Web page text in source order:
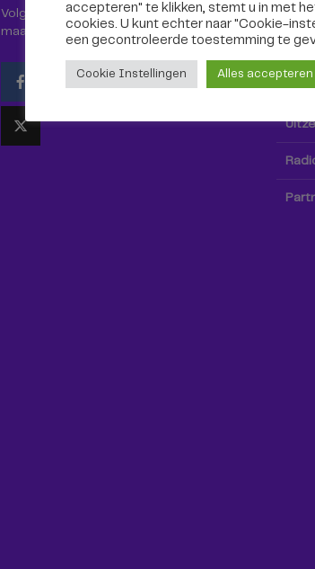
Volg Omroep Tilburg niet alleen hier,
maar ook via social media!
Kijk
Radio
TV-
accepteren" te klikken, stemt u in met
cookies. U kunt echter naar "Cookie-
een ​​gecontroleerde toestemming te
Cookie Instellingen Alles accepteren